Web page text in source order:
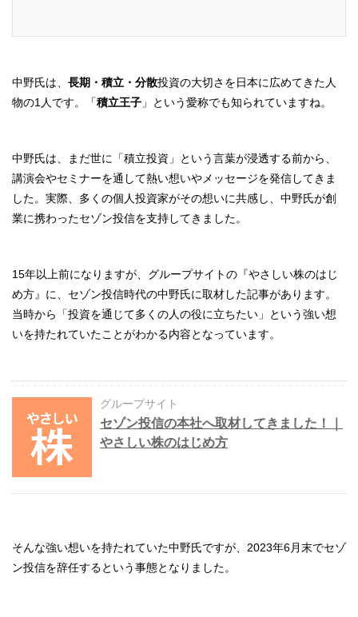
中野氏は、 長期・積立・分散投資の大切さを日本に広めてきた人
物の1人です。「積立王子 」という愛称でも知られていますね。
中野氏は、まだ世に「積立投資」という言葉が浸透する前から、
講演会やセミナーを通して熱い想いやメッセージを発信してきま
した。実際、多くの個人投資家がその想いに共感し、中野氏が創
業に携わったセゾン投信を支持してきました。
15年以上前になりますが、グループサイトの『やさしい株のはじ
め方』に、セゾン投信時代の中野氏に取材した記事があります。
当時から「投資を通じて多くの人の役に立ちたい」という強い想
いを持たれていたことがわかる内容となっています。
グループサイト
セゾン投信の本社へ取材してきました！｜
やさしい株のはじめ方
そんな強い想いを持たれていた中野氏ですが、2023年6月末でセゾ
ン投信を辞任するという事態となりました。